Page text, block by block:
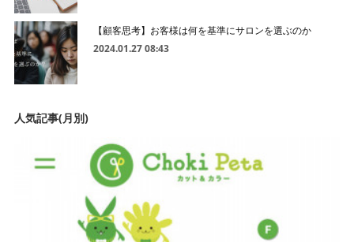
【顧客思考】お客様は何を基準にサロンを選ぶのか
2024.01.27 08:43
人気記事(月別)